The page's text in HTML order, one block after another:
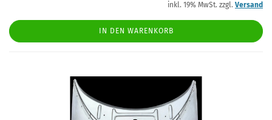
inkl. 19% MwSt. zzgl. Versand
IN DEN WARENKORB